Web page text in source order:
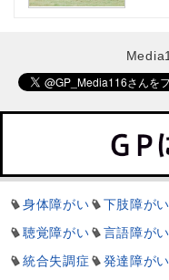
身体障がい 下肢障がい
聴覚障がい
言語障がい
統合失調症
発達障がい